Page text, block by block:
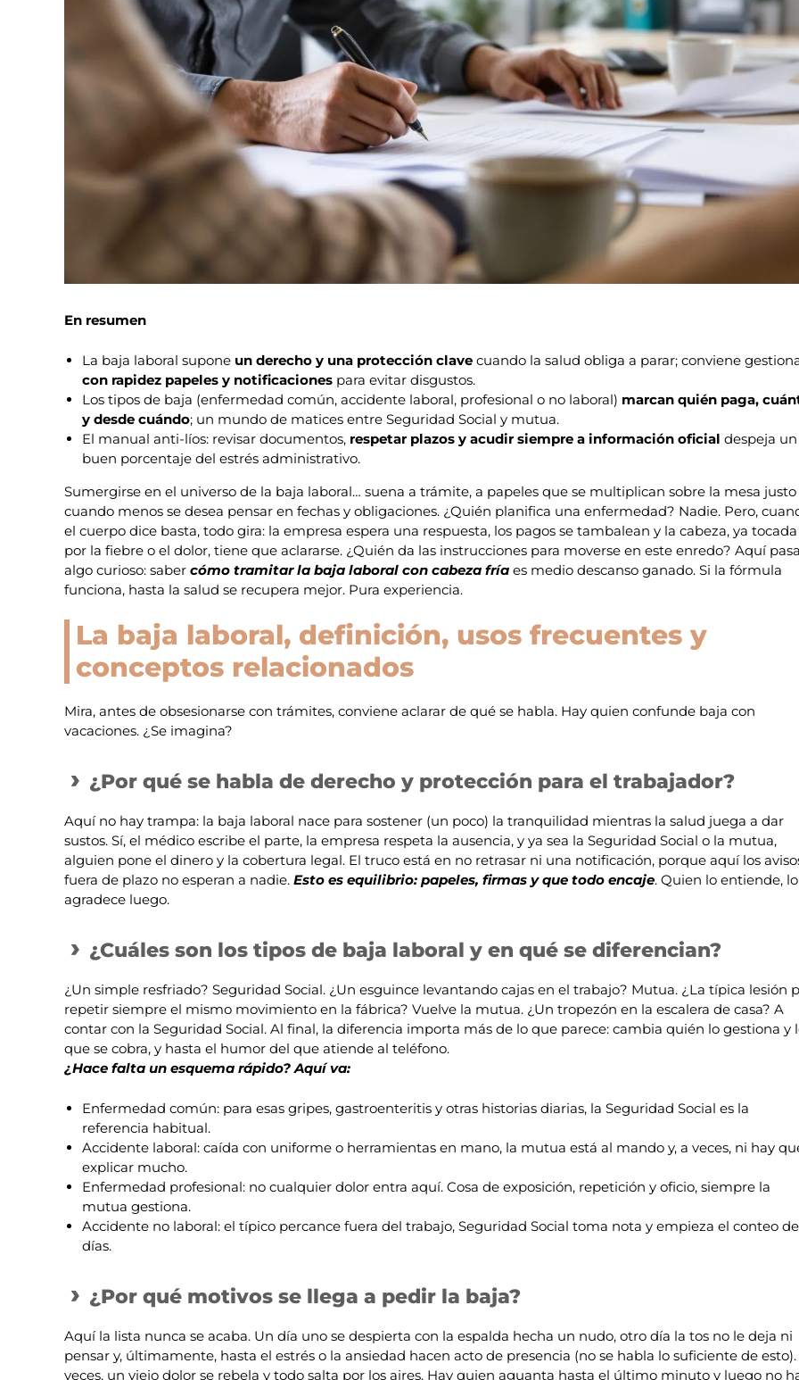
En resumen
La baja laboral supone un derecho y una protección clave cuando la salud obliga a parar; conviene
con rapidez papeles y notificaciones para evitar disgustos.
Los tipos de baja (enfermedad común, accidente laboral, profesional o no laboral) marcan quién paga,
y desde cuándo; un mundo de matices entre Seguridad Social y mutua.
El manual anti-líos: revisar documentos, respetar plazos y acudir siempre a información oficial despeja un
buen porcentaje del estrés administrativo.
Sumergirse en el universo de la baja laboral… suena a trámite, a papeles que se multiplican sobre la mesa justo
cuando menos se desea pensar en fechas y obligaciones. ¿Quién planifica una enfermedad? Nadie. Pero,
el cuerpo dice basta, todo gira: la empresa espera una respuesta, los pagos se tambalean y la cabeza, ya tocada
por la fiebre o el dolor, tiene que aclararse. ¿Quién da las instrucciones para moverse en este enredo? Aquí pasa
algo curioso: saber cómo tramitar la baja laboral con cabeza fría es medio descanso ganado. Si la fórmula
funciona, hasta la salud se recupera mejor. Pura experiencia.
La baja laboral, definición, usos frecuentes y
conceptos relacionados
Mira, antes de obsesionarse con trámites, conviene aclarar de qué se habla. Hay quien confunde baja con
vacaciones. ¿Se imagina?
¿Por qué se habla de derecho y protección para el trabajador?
Aquí no hay trampa: la baja laboral nace para sostener (un poco) la tranquilidad mientras la salud juega a dar
sustos. Sí, el médico escribe el parte, la empresa respeta la ausencia, y ya sea la Seguridad Social o la mutua,
alguien pone el dinero y la cobertura legal. El truco está en no retrasar ni una notificación, porque aquí los
fuera de plazo no esperan a nadie. Esto es equilibrio: papeles, firmas y que todo encaje. Quien lo entiende, lo
agradece luego.
¿Cuáles son los tipos de baja laboral y en qué se diferencian?
¿Un simple resfriado? Seguridad Social. ¿Un esguince levantando cajas en el trabajo? Mutua. ¿La típica lesión
repetir siempre el mismo movimiento en la fábrica? Vuelve la mutua. ¿Un tropezón en la escalera de casa? A
contar con la Seguridad Social. Al final, la diferencia importa más de lo que parece: cambia quién lo gestiona y
que se cobra, y hasta el humor del que atiende al teléfono.
¿Hace falta un esquema rápido? Aquí va:
Enfermedad común: para esas gripes, gastroenteritis y otras historias diarias, la Seguridad Social es la
referencia habitual.
Accidente laboral: caída con uniforme o herramientas en mano, la mutua está al mando y, a veces, ni hay
explicar mucho.
Enfermedad profesional: no cualquier dolor entra aquí. Cosa de exposición, repetición y oficio, siempre la
mutua gestiona.
Accidente no laboral: el típico percance fuera del trabajo, Seguridad Social toma nota y empieza el conteo de
días.
¿Por qué motivos se llega a pedir la baja?
Aquí la lista nunca se acaba. Un día uno se despierta con la espalda hecha un nudo, otro día la tos no le deja ni
pensar y, últimamente, hasta el estrés o la ansiedad hacen acto de presencia (no se habla lo suficiente de esto).
veces, un viejo dolor se rebela y todo salta por los aires. Hay quien aguanta hasta el último minuto y luego no